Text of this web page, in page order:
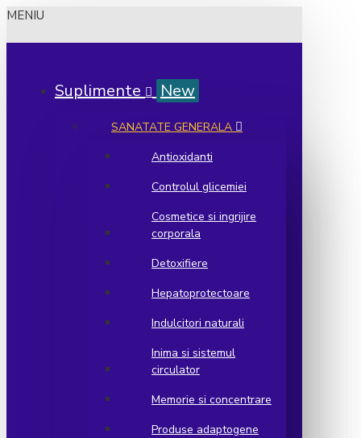
MENIU
Suplimente New
SANATATE GENERALA
Antioxidanti
Controlul glicemiei
Cosmetice si ingrijire
corporala
Detoxifiere
Hepatoprotectoare
Indulcitori naturali
Inima si sistemul
circulator
Memorie si concentrare
Produse adaptogene